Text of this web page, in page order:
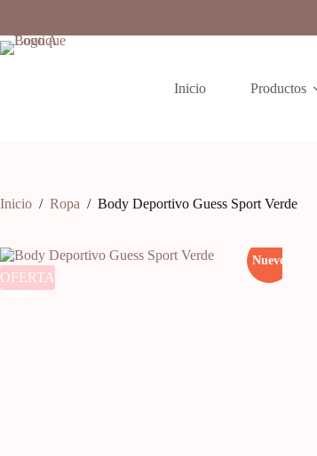
Inicio Productos
Inicio / Ropa / Body Deportivo Guess Sport Verde
OFERTA
Nuevo